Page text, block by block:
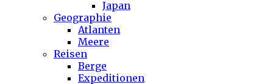
Japan
Geographie
Atlanten
Meere
Reisen
Berge
Expeditionen